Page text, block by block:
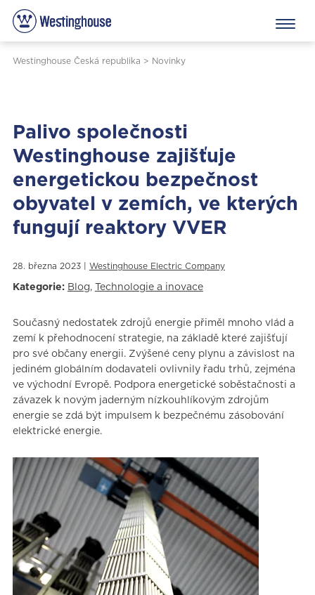
Westinghouse Česká republika > Novinky
Palivo společnosti
Westinghouse zajišťuje
energetickou bezpečnost
obyvatel v zemích, ve kterých
fungují reaktory VVER
28. března 2023 | Westinghouse Electric Company
Kategorie: Blog, Technologie a inovace
Současný nedostatek zdrojů energie přiměl mnoho vlád a
zemí k přehodnocení strategie, na základě které zajišťují
pro své občany energii. Zvýšené ceny plynu a závislost na
jediném globálním dodavateli ovlivnily řadu trhů, zejména
ve východní Evropě. Podpora energetické soběstačnosti a
závazek k novým jaderným nízkouhlíkovým zdrojům
energie se zdá být impulsem k bezpečnému zásobování
elektrické energie.